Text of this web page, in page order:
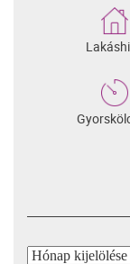
Archívum